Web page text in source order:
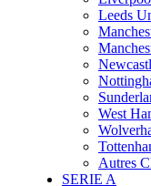
Leeds
West
Autres
SERIE A